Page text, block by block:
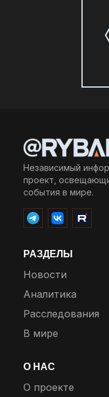
Независимый
проект,
события в мире.
РАЗДЕЛЫ
Новости
Аналитика
Расследования
В мире
О НАС
О проекте